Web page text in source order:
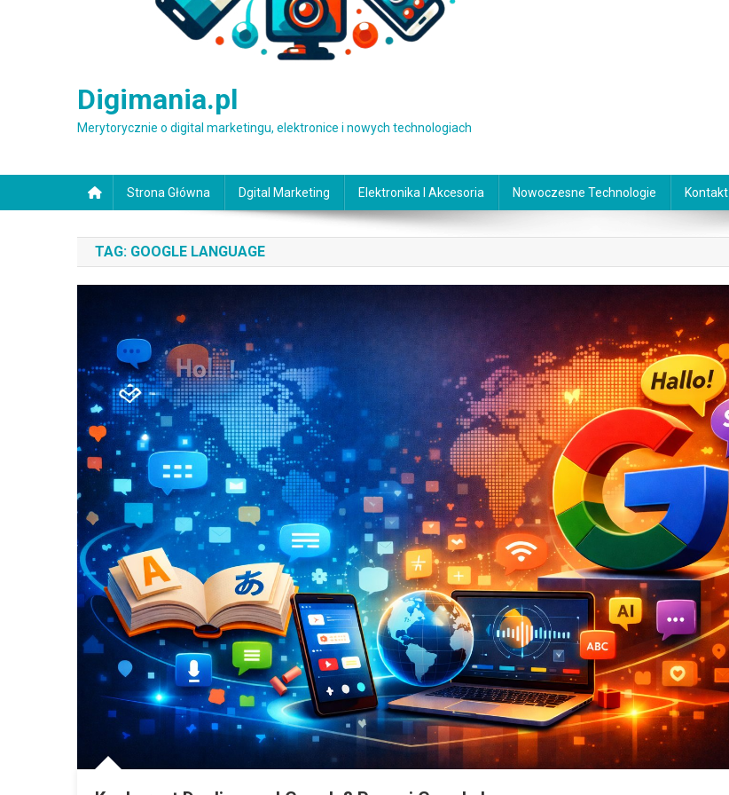
Digimania.pl
Merytorycznie o digital marketingu, elektronice i nowych technologiach
Strona Główna Dgital Marketing Elektronika I Akcesoria Nowoczesne Technologie Kontakt
TAG: GOOGLE LANGUAGE